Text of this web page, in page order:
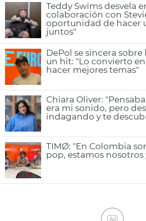
Teddy Swims desvela
colaboración con
oportunidad de hacer
juntos"
DePol se sincera
un hit: "Lo convierto
hacer mejores temas"
Chiara Oliver:
era mi sonido, pero
indagando y te
TIMØ: "En Colombia
pop, estamos nosotros
Ad